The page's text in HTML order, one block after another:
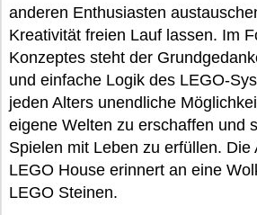
anderen Enthusiasten
Kreativität freien Lauf lassen. Im
Konzeptes steht der
und einfache Logik des LEGO-
jeden Alters unendliche
eigene Welten zu erschaffen und
Spielen mit Leben zu erfüllen. Die
LEGO House erinnert an eine
LEGO Steinen.